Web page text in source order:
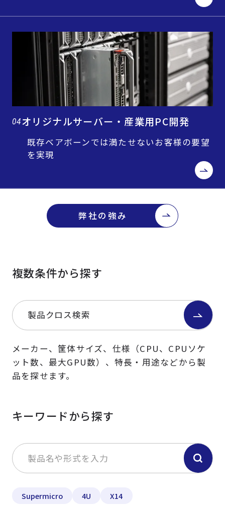
04オリジナルサーバー・産業用PC開発
既存ベアボーンでは満たせないお客様の要望
を実現
弊社の強み
複数条件から探す
製品クロス検索
メーカー、筐体サイズ、仕様（CPU、CPUソケ
ット数、最大GPU数）、特長・用途などから製
品を探せます。
キーワードから探す
Supermicro 4U X14